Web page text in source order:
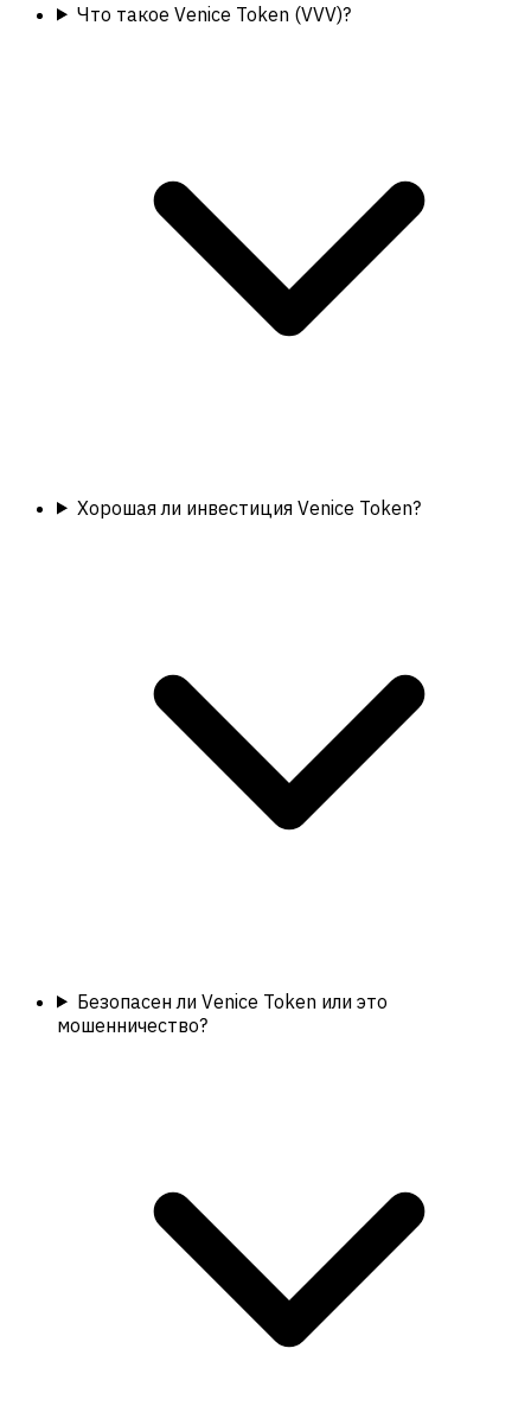
Что такое Venice Token (VVV)?
Хорошая ли инвестиция Venice Token?
Безопасен ли Venice Token или это
мошенничество?